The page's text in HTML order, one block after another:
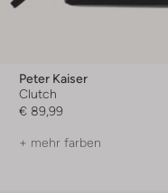
Peter Kaiser
Clutch
€ 89,99
+ mehr farben